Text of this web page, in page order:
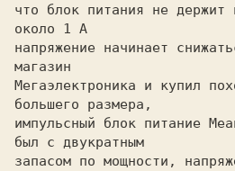
что блок питания не держит
около 1 А
напряжение начинает
магазин
Мегаэлектроника и купил
большего размера,
импульсный блок питание
был с двукратным
запасом по мощности,